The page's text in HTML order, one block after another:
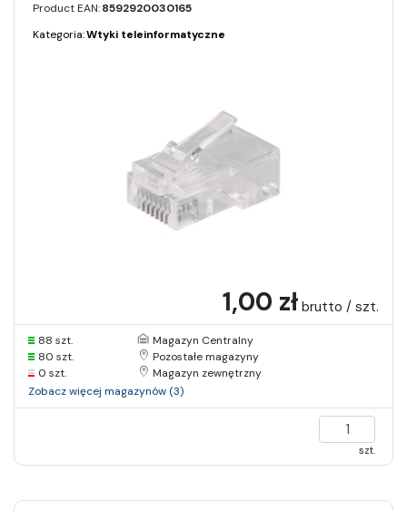
Product EAN:8592920030165
Kategoria:Wtyki teleinformatyczne
1,00 zł brutto / szt.
88 szt.
Magazyn Centralny
80 szt.
Pozostałe magazyny
0 szt.
Magazyn zewnętrzny
Zobacz więcej magazynów (3)
szt.